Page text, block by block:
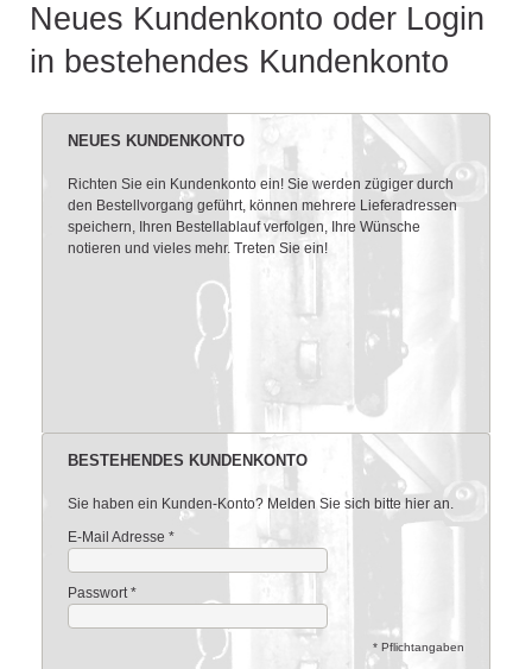
Neues Kundenkonto oder Login
in bestehendes Kundenkonto
NEUES KUNDENKONTO
Richten Sie ein Kundenkonto ein! Sie werden zügiger durch
den Bestellvorgang geführt, können mehrere Lieferadressen
speichern, Ihren Bestellablauf verfolgen, Ihre Wünsche
notieren und vieles mehr. Treten Sie ein!
BESTEHENDES KUNDENKONTO
Sie haben ein Kunden-Konto? Melden Sie sich bitte hier an.
*
E-Mail Adresse
*
Passwort
* Pflichtangaben